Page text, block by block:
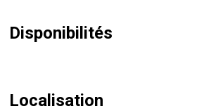
Disponibilités